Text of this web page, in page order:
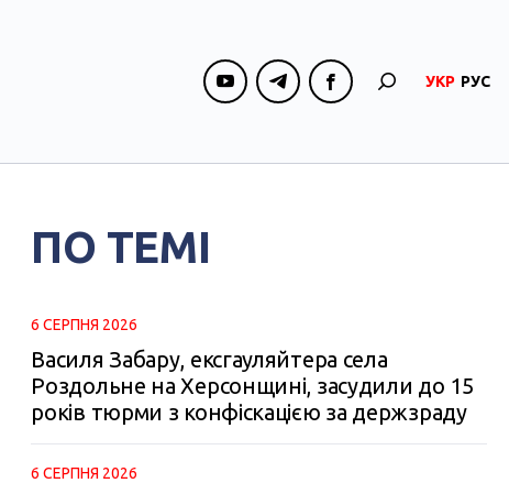
УКР РУС
ПО ТЕМІ
6 СЕРПНЯ 2026
Василя Забару, ексгауляйтера села
Роздольне на Херсонщині, засудили до 15
років тюрми з конфіскацією за держзраду
6 СЕРПНЯ 2026